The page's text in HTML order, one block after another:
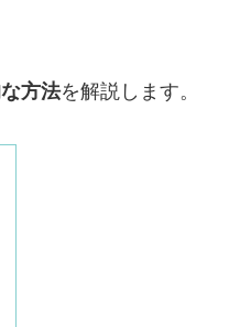
方法を解説します。